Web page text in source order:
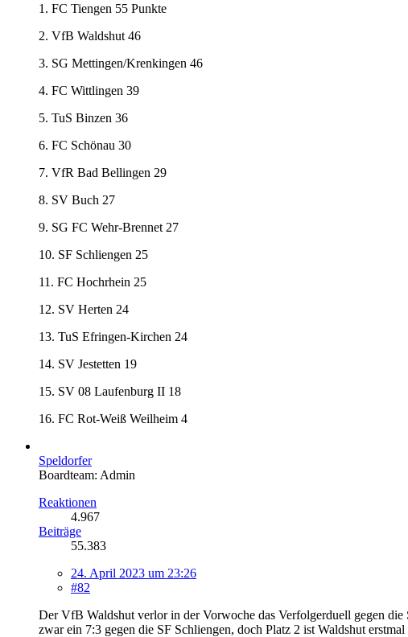
1. FC Tiengen 55 Punkte
2. VfB Waldshut 46
3. SG Mettingen/Krenkingen 46
4. FC Wittlingen 39
5. TuS Binzen 36
6. FC Schönau 30
7. VfR Bad Bellingen 29
8. SV Buch 27
9. SG FC Wehr-Brennet 27
10. SF Schliengen 25
11. FC Hochrhein 25
12. SV Herten 24
13. TuS Efringen-Kirchen 24
14. SV Jestetten 19
15. SV 08 Laufenburg II 18
16. FC Rot-Weiß Weilheim 4
Speldorfer
Boardteam: Admin
Reaktionen
4.967
Beiträge
55.383
24. April 2023 um 23:26
#82
Der VfB Waldshut verlor in der Vorwoche das Verfolgerduell gegen
zwar ein 7:3 gegen die SF Schliengen, doch Platz 2 ist Waldshut erstmal